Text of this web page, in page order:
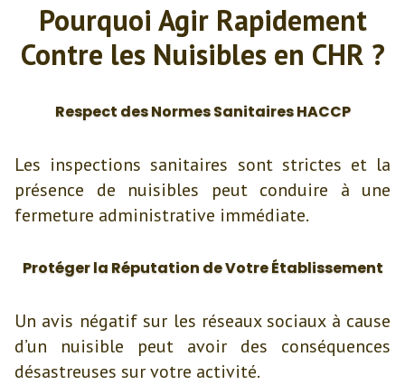
Pourquoi Agir Rapidement
Contre les Nuisibles en CHR ?
Respect des Normes Sanitaires HACCP
Les inspections sanitaires sont strictes et la
présence de nuisibles peut conduire à une
fermeture administrative immédiate.
Protéger la Réputation de Votre Établissement
Un avis négatif sur les réseaux sociaux à cause
d’un nuisible peut avoir des conséquences
désastreuses sur votre activité.